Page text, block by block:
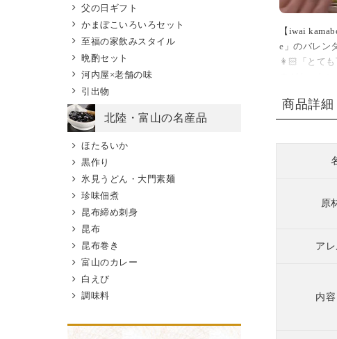
父の日ギフト
かまぼこいろいろセット
至福の家飲みスタイル
晩酌セット
河内屋×老舗の味
引出物
北陸・富山の名産品
ほたるいか
黒作り
氷見うどん・大門素麺
珍味佃煮
昆布締め刺身
昆布
昆布巻き
富山のカレー
白えび
調味料
【iwai
e」のバレン
👩🏻「とて
で非常に喜
kamaboko
ンも販売中
ずつお楽しみ
日、時間帯
商品詳細
原
ア
内容